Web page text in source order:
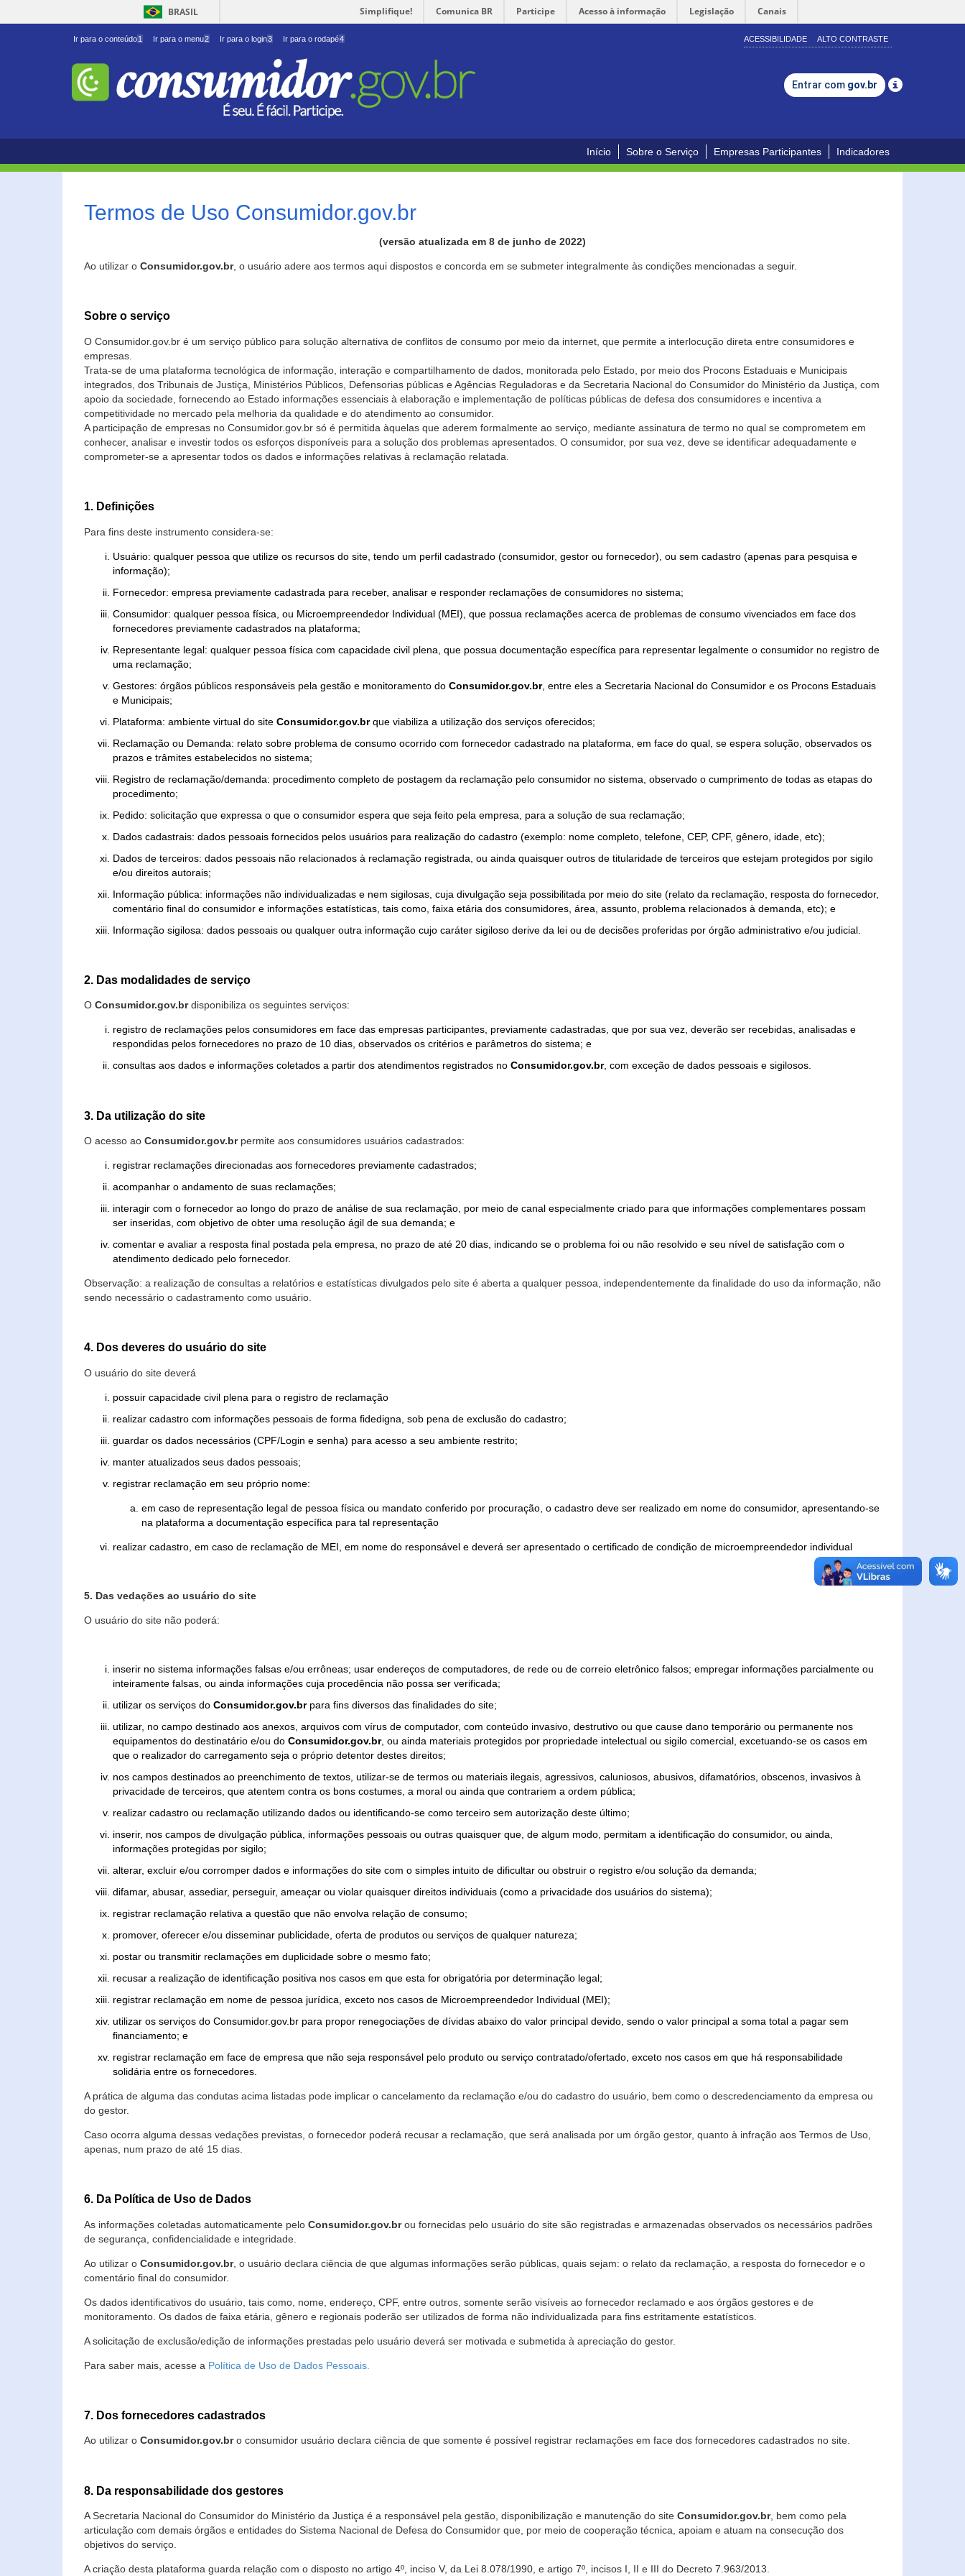
BRASIL Simplifique! Comunica BR Participe Acesso à informação Legislação Canais
Ir para o conteúdo1 Ir para o menu2 Ir para o login3 Ir para o rodapé4 ACESSIBILIDADE ALTO CONTRASTE
Entrar com gov.br
Início Sobre o Serviço Empresas Participantes Indicadores
Termos de Uso Consumidor.gov.br
(versão atualizada em 8 de junho de 2022)
Ao utilizar o Consumidor.gov.br, o usuário adere aos termos aqui dispostos e concorda em se submeter integralmente às condições mencionadas a seguir.
Sobre o serviço
O Consumidor.gov.br é um serviço público para solução alternativa de conflitos de consumo por meio da internet, que permite a interlocução direta entre consumidores e
empresas.
Trata-se de uma plataforma tecnológica de informação, interação e compartilhamento de dados, monitorada pelo Estado, por meio dos Procons Estaduais e Municipais
integrados, dos Tribunais de Justiça, Ministérios Públicos, Defensorias públicas e Agências Reguladoras e da Secretaria Nacional do Consumidor do Ministério da Justiça, com
apoio da sociedade, fornecendo ao Estado informações essenciais à elaboração e implementação de políticas públicas de defesa dos consumidores e incentiva a
competitividade no mercado pela melhoria da qualidade e do atendimento ao consumidor.
A participação de empresas no Consumidor.gov.br só é permitida àquelas que aderem formalmente ao serviço, mediante assinatura de termo no qual se comprometem em
conhecer, analisar e investir todos os esforços disponíveis para a solução dos problemas apresentados. O consumidor, por sua vez, deve se identificar adequadamente e
comprometer-se a apresentar todos os dados e informações relativas à reclamação relatada.
1. Definições
Para fins deste instrumento considera-se:
Usuário: qualquer pessoa que utilize os recursos do site, tendo um perfil cadastrado (consumidor, gestor ou fornecedor), ou sem cadastro (apenas para pesquisa e
informação);
Fornecedor: empresa previamente cadastrada para receber, analisar e responder reclamações de consumidores no sistema;
Consumidor: qualquer pessoa física, ou Microempreendedor Individual (MEI), que possua reclamações acerca de problemas de consumo vivenciados em face dos
fornecedores previamente cadastrados na plataforma;
Representante legal: qualquer pessoa física com capacidade civil plena, que possua documentação específica para representar legalmente o consumidor no registro de
uma reclamação;
Gestores: órgãos públicos responsáveis pela gestão e monitoramento do Consumidor.gov.br, entre eles a Secretaria Nacional do Consumidor e os Procons Estaduais
e Municipais;
Plataforma: ambiente virtual do site Consumidor.gov.brque viabiliza a utilização dos serviços oferecidos;
Reclamação ou Demanda: relato sobre problema de consumo ocorrido com fornecedor cadastrado na plataforma, em face do qual, se espera solução, observados os
prazos e trâmites estabelecidos no sistema;
Registro de reclamação/demanda: procedimento completo de postagem da reclamação pelo consumidor no sistema, observado o cumprimento de todas as etapas do
procedimento;
Pedido: solicitação que expressa o que o consumidor espera que seja feito pela empresa, para a solução de sua reclamação;
Dados cadastrais: dados pessoais fornecidos pelos usuários para realização do cadastro (exemplo: nome completo, telefone, CEP, CPF, gênero, idade, etc);
Dados de terceiros: dados pessoais não relacionados à reclamação registrada, ou ainda quaisquer outros de titularidade de terceiros que estejam protegidos por sigilo
e/ou direitos autorais;
Informação pública: informações não individualizadas e nem sigilosas, cuja divulgação seja possibilitada por meio do site (relato da reclamação, resposta do fornecedor,
comentário final do consumidor e informações estatísticas, tais como, faixa etária dos consumidores, área, assunto, problema relacionados à demanda, etc); e
Informação sigilosa: dados pessoais ou qualquer outra informação cujo caráter sigiloso derive da lei ou de decisões proferidas por órgão administrativo e/ou judicial.
2. Das modalidades de serviço
O Consumidor.gov.brdisponibiliza os seguintes serviços:
registro de reclamações pelos consumidores em face das empresas participantes, previamente cadastradas, que por sua vez, deverão ser recebidas, analisadas e
respondidas pelos fornecedores no prazo de 10 dias, observados os critérios e parâmetros do sistema; e
consultas aos dados e informações coletados a partir dos atendimentos registrados no Consumidor.gov.br, com exceção de dados pessoais e sigilosos.
3. Da utilização do site
O acesso ao Consumidor.gov.brpermite aos consumidores usuários cadastrados:
registrar reclamações direcionadas aos fornecedores previamente cadastrados;
acompanhar o andamento de suas reclamações;
interagir com o fornecedor ao longo do prazo de análise de sua reclamação, por meio de canal especialmente criado para que informações complementares possam
ser inseridas, com objetivo de obter uma resolução ágil de sua demanda; e
comentar e avaliar a resposta final postada pela empresa, no prazo de até 20 dias, indicando se o problema foi ou não resolvido e seu nível de satisfação com o
atendimento dedicado pelo fornecedor.
Observação: a realização de consultas a relatórios e estatísticas divulgados pelo site é aberta a qualquer pessoa, independentemente da finalidade do uso da informação, não
sendo necessário o cadastramento como usuário.
4. Dos deveres do usuário do site
O usuário do site deverá
possuir capacidade civil plena para o registro de reclamação
realizar cadastro com informações pessoais de forma fidedigna, sob pena de exclusão do cadastro;
guardar os dados necessários (CPF/Login e senha) para acesso a seu ambiente restrito;
manter atualizados seus dados pessoais;
registrar reclamação em seu próprio nome:
em caso de representação legal de pessoa física ou mandato conferido por procuração, o cadastro deve ser realizado em nome do consumidor, apresentando-se
na plataforma a documentação específica para tal representação
realizar cadastro, em caso de reclamação de MEI, em nome do responsável e deverá ser apresentado o certificado de condição de microempreendedor individual
5. Das vedações ao usuário do site
O usuário do site não poderá:
inserir no sistema informações falsas e/ou errôneas; usar endereços de computadores, de rede ou de correio eletrônico falsos; empregar informações parcialmente ou
inteiramente falsas, ou ainda informações cuja procedência não possa ser verificada;
utilizar os serviços do Consumidor.gov.brpara fins diversos das finalidades do site;
utilizar, no campo destinado aos anexos, arquivos com vírus de computador, com conteúdo invasivo, destrutivo ou que cause dano temporário ou permanente nos
equipamentos do destinatário e/ou do Consumidor.gov.br, ou ainda materiais protegidos por propriedade intelectual ou sigilo comercial, excetuando-se os casos em
que o realizador do carregamento seja o próprio detentor destes direitos;
nos campos destinados ao preenchimento de textos, utilizar-se de termos ou materiais ilegais, agressivos, caluniosos, abusivos, difamatórios, obscenos, invasivos à
privacidade de terceiros, que atentem contra os bons costumes, a moral ou ainda que contrariem a ordem pública;
realizar cadastro ou reclamação utilizando dados ou identificando-se como terceiro sem autorização deste último;
inserir, nos campos de divulgação pública, informações pessoais ou outras quaisquer que, de algum modo, permitam a identificação do consumidor, ou ainda,
informações protegidas por sigilo;
alterar, excluir e/ou corromper dados e informações do site com o simples intuito de dificultar ou obstruir o registro e/ou solução da demanda;
difamar, abusar, assediar, perseguir, ameaçar ou violar quaisquer direitos individuais (como a privacidade dos usuários do sistema);
registrar reclamação relativa a questão que não envolva relação de consumo;
promover, oferecer e/ou disseminar publicidade, oferta de produtos ou serviços de qualquer natureza;
postar ou transmitir reclamações em duplicidade sobre o mesmo fato;
recusar a realização de identificação positiva nos casos em que esta for obrigatória por determinação legal;
registrar reclamação em nome de pessoa jurídica, exceto nos casos de Microempreendedor Individual (MEI);
utilizar os serviços do Consumidor.gov.br para propor renegociações de dívidas abaixo do valor principal devido, sendo o valor principal a soma total a pagar sem
financiamento; e
registrar reclamação em face de empresa que não seja responsável pelo produto ou serviço contratado/ofertado, exceto nos casos em que há responsabilidade
solidária entre os fornecedores.
A prática de alguma das condutas acima listadas pode implicar o cancelamento da reclamação e/ou do cadastro do usuário, bem como o descredenciamento da empresa ou
do gestor.
Caso ocorra alguma dessas vedações previstas, o fornecedor poderá recusar a reclamação, que será analisada por um órgão gestor, quanto à infração aos Termos de Uso,
apenas, num prazo de até 15 dias.
6. Da Política de Uso de Dados
As informações coletadas automaticamente pelo Consumidor.gov.brou fornecidas pelo usuário do site são registradas e armazenadas observados os necessários padrões
de segurança, confidencialidade e integridade.
Ao utilizar o Consumidor.gov.br, o usuário declara ciência de que algumas informações serão públicas, quais sejam: o relato da reclamação, a resposta do fornecedor e o
comentário final do consumidor.
Os dados identificativos do usuário, tais como, nome, endereço, CPF, entre outros, somente serão visíveis ao fornecedor reclamado e aos órgãos gestores e de
monitoramento. Os dados de faixa etária, gênero e regionais poderão ser utilizados de forma não individualizada para fins estritamente estatísticos.
A solicitação de exclusão/edição de informações prestadas pelo usuário deverá ser motivada e submetida à apreciação do gestor.
Para saber mais, acesse a Política de Uso de Dados Pessoais.
7. Dos fornecedores cadastrados
Ao utilizar o Consumidor.gov.bro consumidor usuário declara ciência de que somente é possível registrar reclamações em face dos fornecedores cadastrados no site.
8. Da responsabilidade dos gestores
A Secretaria Nacional do Consumidor do Ministério da Justiça é a responsável pela gestão, disponibilização e manutenção do site Consumidor.gov.br, bem como pela
articulação com demais órgãos e entidades do Sistema Nacional de Defesa do Consumidor que, por meio de cooperação técnica, apoiam e atuam na consecução dos
objetivos do serviço.
A criação desta plataforma guarda relação com o disposto no artigo 4º, inciso V, da Lei 8.078/1990, e artigo 7º, incisos I, II e III do Decreto 7.963/2013.